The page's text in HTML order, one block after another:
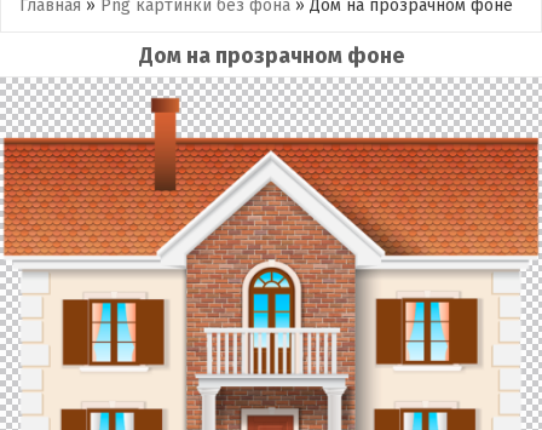
Png иконки
Картинки без фона
Фото без фона
Контакты
Главная » Png картинки без фона » Дом на прозрачном фоне
Дом на прозрачном фоне